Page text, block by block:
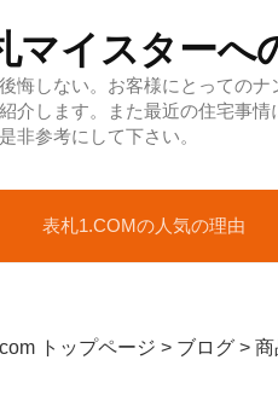
マイスターへ
悔しない。お客様にとっての
介します。また最近の住宅事
非参考にして下さい。
表札1.COMの人気の理由
トップページ > ブログ > 商